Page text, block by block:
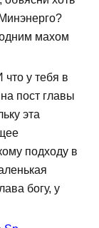
махом
у тебя в
пост главы
эта
подходу в
богу, у